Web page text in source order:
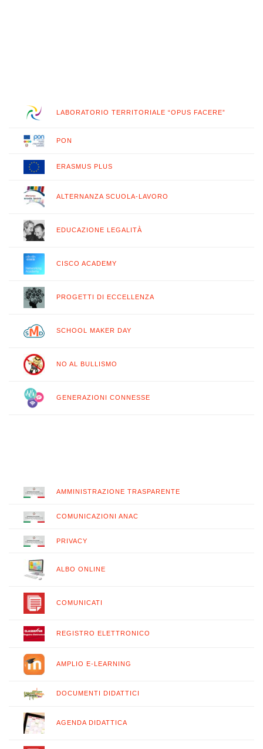
LABORATORIO TERRITORIALE “OPUS FACERE”
PON
ERASMUS PLUS
ALTERNANZA SCUOLA-LAVORO
EDUCAZIONE LEGALITÀ
CISCO ACADEMY
PROGETTI DI ECCELLENZA
SCHOOL MAKER DAY
NO AL BULLISMO
GENERAZIONI CONNESSE
AMMINISTRAZIONE TRASPARENTE
COMUNICAZIONI ANAC
PRIVACY
ALBO ONLINE
COMUNICATI
REGISTRO ELETTRONICO
AMPLIO E-LEARNING
DOCUMENTI DIDATTICI
AGENDA DIDATTICA